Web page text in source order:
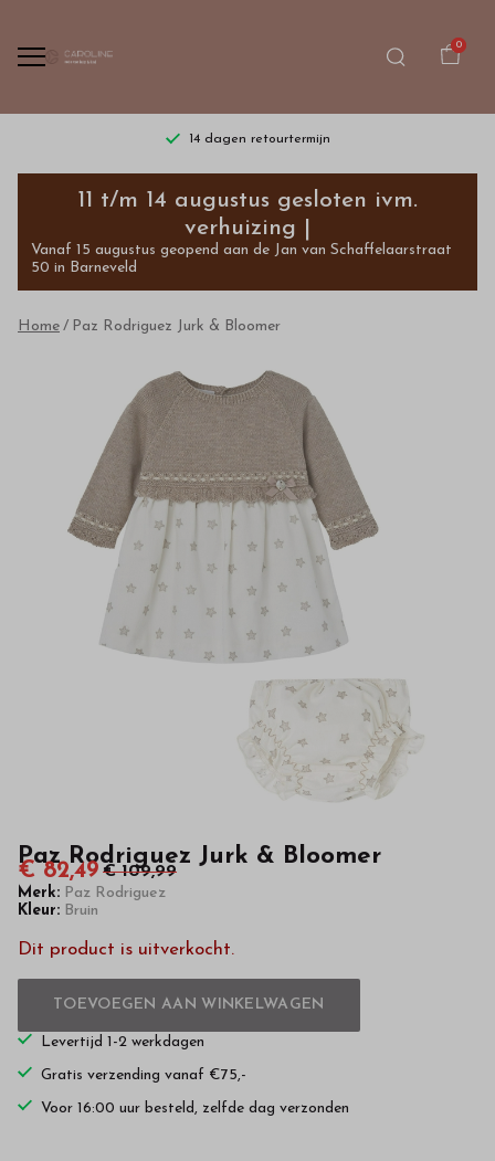
0
14 dagen retourtermijn
Paz
Rodriguez
Jurk
&
Bloomer
Bestel
kinderkleding
hoge
kwaliteit
11 t/m 14 augustus gesloten ivm.
verhuizing |
Vanaf 15 augustus geopend aan de Jan van Schaffelaarstraat
50 in Barneveld
Home Paz Rodriguez Jurk & Bloomer
Paz Rodriguez Jurk & Bloomer
€ 82,49 € 109,99
Merk: Paz Rodriguez
Kleur: Bruin
Dit product is uitverkocht.
TOEVOEGEN AAN WINKELWAGEN
Levertijd 1-2 werkdagen
Gratis verzending vanaf €75,-
Voor 16:00 uur besteld, zelfde dag verzonden